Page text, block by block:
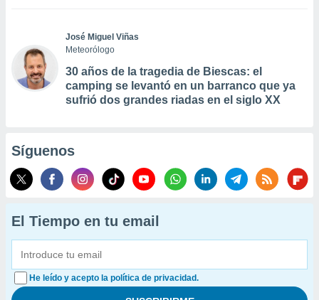
José Miguel Viñas
Meteorólogo
30 años de la tragedia de Biescas: el
camping se levantó en un barranco que ya
sufrió dos grandes riadas en el siglo XX
Síguenos
El Tiempo en tu email
He leído y acepto la política de privacidad.